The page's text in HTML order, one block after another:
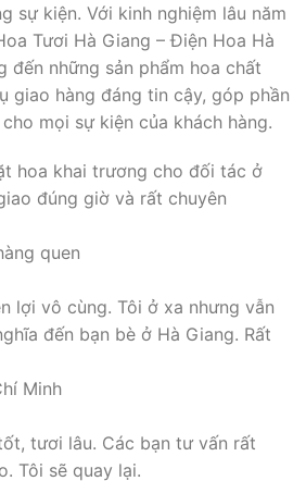
sự kiện. Với kinh nghiệm lâu năm
Tươi Hà Giang – Điện Hoa Hà
đến những sản phẩm hoa chất
giao hàng đáng tin cậy, góp phần
mọi sự kiện của khách hàng.
hoa khai trương cho đối tác ở
đúng giờ và rất chuyên
quen
lợi vô cùng. Tôi ở xa nhưng vẫn
đến bạn bè ở Hà Giang. Rất
Minh
tươi lâu. Các bạn tư vấn rất
Tôi sẽ quay lại.